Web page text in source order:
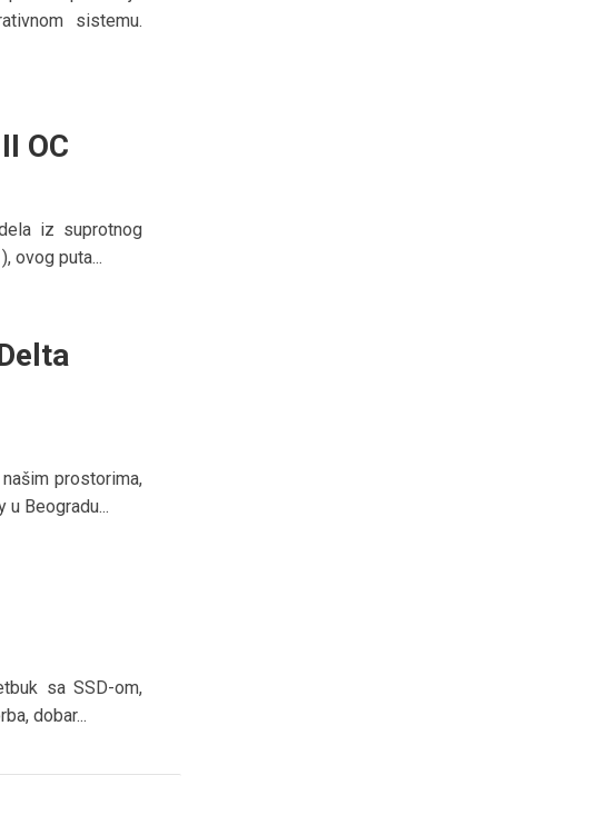
sistemu.
OC
iz suprotnog
ovog puta...
prostorima,
u Beogradu...
sa SSD-om,
dobar...